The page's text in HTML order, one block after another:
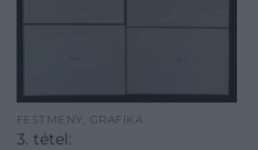
FESTMÉNY, GRAFIKA
3. tétel: